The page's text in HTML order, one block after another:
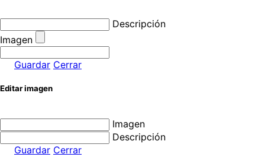
Descripción
Imagen
Guardar Cerrar
Editar imagen
Imagen
Descripción
Guardar Cerrar